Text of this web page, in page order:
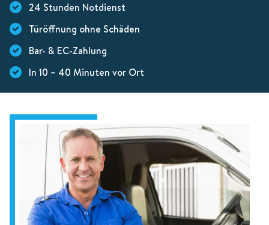
24 Stunden Notdienst
Türöffnung ohne Schäden
Bar- & EC-Zahlung
In 10 – 40 Minuten vor Ort